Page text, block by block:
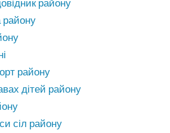
району
району
району
дітей району
сіл району